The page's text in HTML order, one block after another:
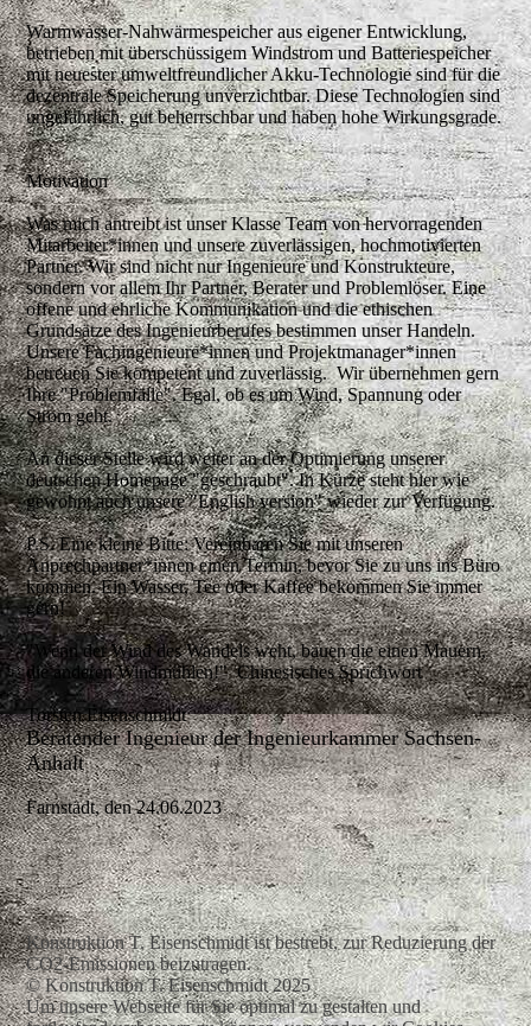
Warmwasser-Nahwärmespeicher aus eigener Entwicklung,
betrieben mit überschüssigem Windstrom und Batteriespeicher
mit neuester umweltfreundlicher Akku-Technologie sind für die
dezentrale Speicherung unverzichtbar. Diese Technologien sind
ungefährlich, gut beherrschbar und haben hohe Wirkungsgrade.
Motivation
Was mich antreibt ist unser Klasse Team von hervorragenden
Mitarbeiter*innen und unsere zuverlässigen, hochmotivierten
Partner. Wir sind nicht nur Ingenieure und Konstrukteure,
sondern vor allem Ihr Partner, Berater und Problemlöser. Eine
offene und ehrliche Kommunikation und die ethischen
Grundsätze des Ingenieurberufes bestimmen unser Handeln.
Unsere Fachingenieure*innen und Projektmanager*innen
betreuen Sie kompetent und zuverlässig. Wir übernehmen gern
Ihre "Problemfälle". Egal, ob es um Wind, Spannung oder
Strom geht.
An dieser Stelle wird weiter an der Optimierung unserer
deutschen Homepage "geschraubt". In Kürze steht hier wie
gewohnt auch unsere "English version" wieder zur Verfügung.
P.S. Eine kleine Bitte: Vereinbaren Sie mit unseren
Anprechpartner*innen einen Termin, bevor Sie zu uns ins Büro
kommen. Ein Wasser, Tee oder Kaffee bekommen Sie immer
gern!
"Wenn der Wind des Wandels weht, bauen die einen Mauern,
die anderen Windmühlen!"Chinesisches Sprichwort
Torsten Eisenschmidt
Beratender Ingenieur der Ingenieurkammer Sachsen-
Anhalt
Farnstädt, den 24.06.2023
Konstruktion T. Eisenschmidt ist bestrebt, zur Reduzierung der
CO2-Emissionen beizutragen.
© Konstruktion T. Eisenschmidt 2025
Um unsere Webseite für Sie optimal zu gestalten und